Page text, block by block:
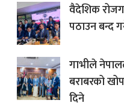
वैदेशिक
पठाउन बन्द
गाभीले
बराबरको
दिने